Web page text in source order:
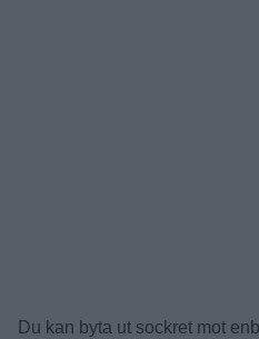
Du kan byta ut sockret mot